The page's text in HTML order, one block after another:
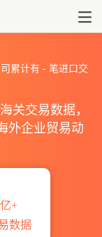
累计有 -笔进口交
关交易数据，
外企业贸易动
亿+
数据